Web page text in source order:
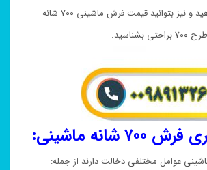
را براحتی تشخیص دهید و نیز بتوانید قیمت فرش ماشینی ۷۰۰ شانه
شانه ماشینی:
عوامل مختلفی دخالت دارند از جمله: